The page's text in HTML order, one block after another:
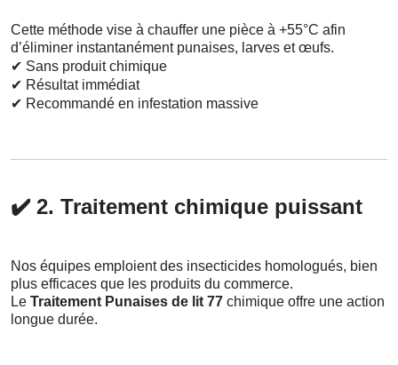
Cette méthode vise à chauffer une pièce à +55°C afin
d’éliminer instantanément punaises, larves et œufs.
✔ Sans produit chimique
✔ Résultat immédiat
✔ Recommandé en infestation massive
✔️ 2. Traitement chimique puissant
Nos équipes emploient des insecticides homologués, bien
plus efficaces que les produits du commerce.
Le Traitement Punaises de lit 77 chimique offre une action
longue durée.